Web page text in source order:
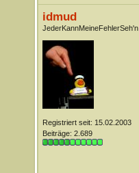
idmud
JederKannMeineFehlerSeh'n
Registriert seit: 15.02.2003
Beiträge: 2.689